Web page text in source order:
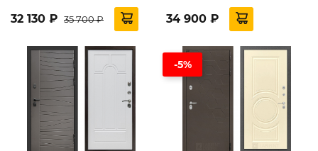
32 130 ₽ 35 700 ₽ 34 900 ₽
-5%